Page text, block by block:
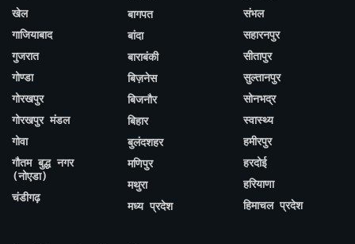
खेल
गाजियाबाद
गुजरात
गोण्डा
गोरखपुर
गोरखपुर मंडल
गोवा
गौतम बुद्ध नगर
(नोएडा)
चंडीगढ़
बागपत
बांदा
बाराबंकी
बिज़नेस
बिजनौर
बिहार
बुलंदशहर
मणिपुर
मथुरा
मध्य प्रदेश
संभल
सहारनपुर
सीतापुर
सुल्तानपुर
सोनभद्र
स्वास्थ्य
हमीरपुर
हरदोई
हरियाणा
हिमाचल प्रदेश